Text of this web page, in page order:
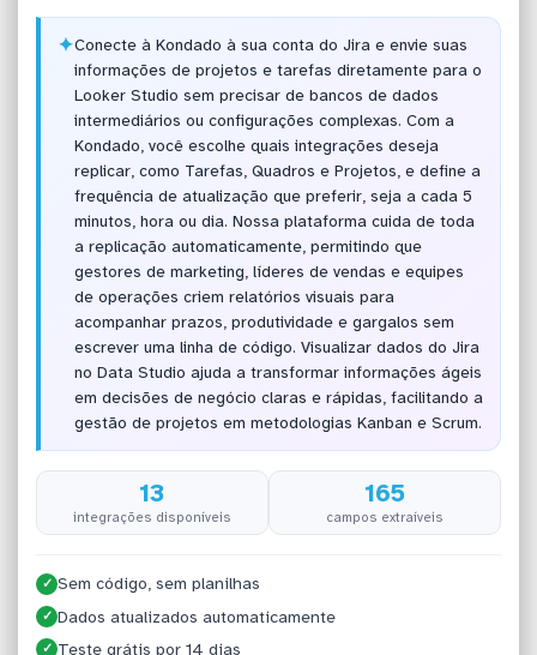
✦Conecte à Kondado à sua conta do Jira e envie suas
informações de projetos e tarefas diretamente para o
Looker Studio sem precisar de bancos de dados
intermediários ou configurações complexas. Com a
Kondado, você escolhe quais integrações deseja
replicar, como Tarefas, Quadros e Projetos, e define a
frequência de atualização que preferir, seja a cada 5
minutos, hora ou dia. Nossa plataforma cuida de toda
a replicação automaticamente, permitindo que
gestores de marketing, líderes de vendas e equipes
de operações criem relatórios visuais para
acompanhar prazos, produtividade e gargalos sem
escrever uma linha de código. Visualizar dados do Jira
no Data Studio ajuda a transformar informações ágeis
em decisões de negócio claras e rápidas, facilitando a
gestão de projetos em metodologias Kanban e Scrum.
13
integrações disponíveis
165
campos extraíveis
✓ Sem código, sem planilhas
✓ Dados atualizados automaticamente
✓ Teste grátis por 14 dias